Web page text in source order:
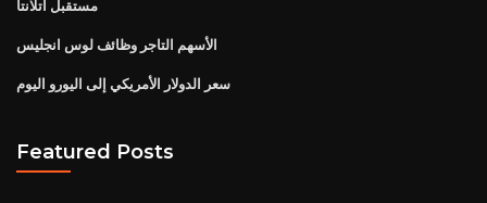
مستقبل اتلانتا
الأسهم التاجر وظائف لوس انجليس
سعر الدولار الأمريكي إلى اليورو اليوم
Featured Posts